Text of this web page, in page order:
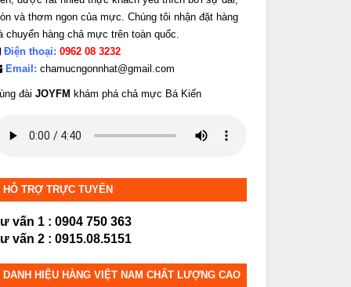
và thơm ngon của mực. Chúng tôi nhận đặt hàng
chuyển hàng chả mực trên toàn quốc.
Điện thoại: 0962 08 3232
Email: chamucngonnhat@gmail.com
đài JOYFM khám phá chả mực Bá Kiến
HỖ TRỢ TRỰC TUYẾN
vấn 1 : 0904 750 363
vấn 2 : 0915.08.5151
DANH HIỆU HÀNG VIỆT NAM CHẤT LƯỢNG CAO